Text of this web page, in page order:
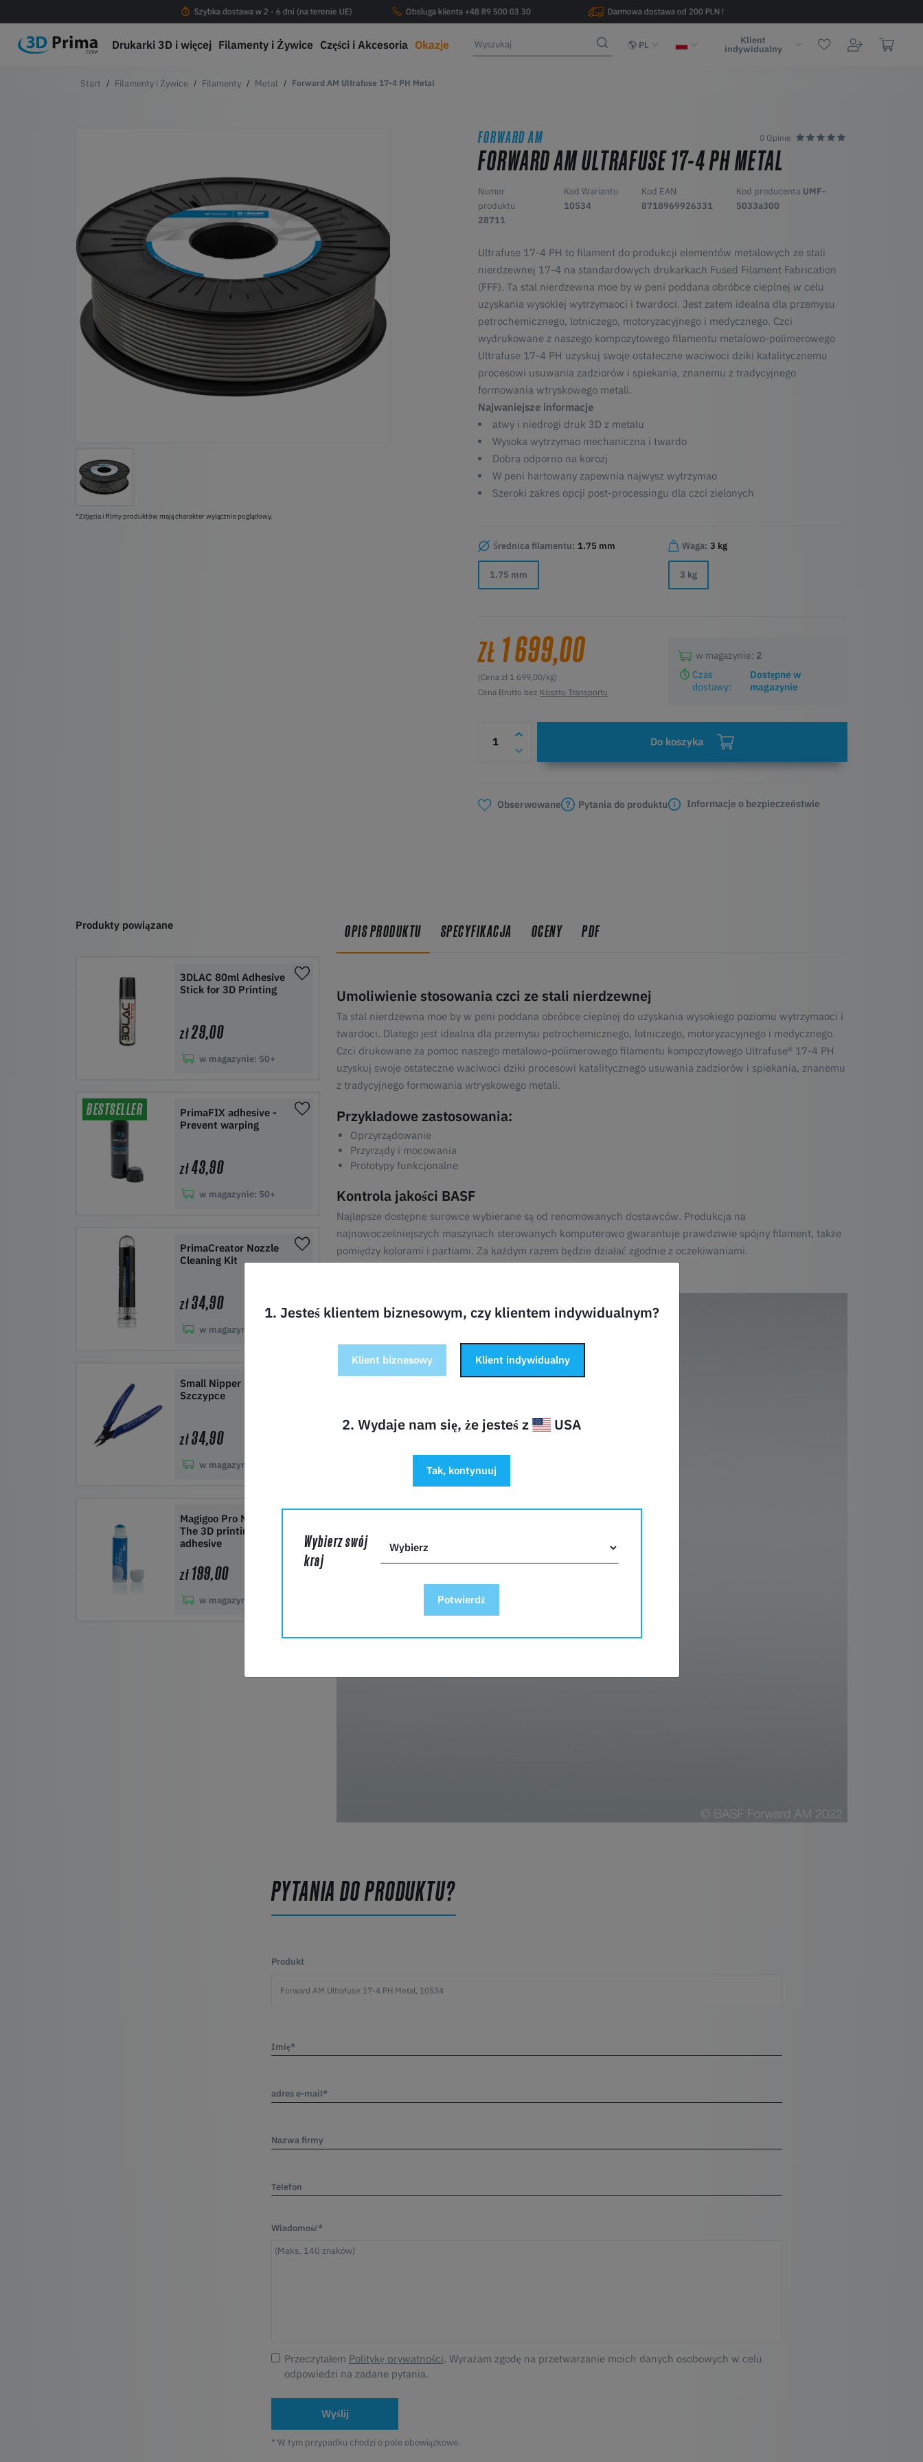
Szybka dostawa w 2 - 6 dni (na terenie UE) Obsługa klienta +48 89 500 03 30 Darmowa dostawa od 200 PLN !
Drukarki 3D i więcej Filamenty i Żywice Części i Akcesoria Okazje PL Klient
indywidualny
Filamenty i Żywice Filamenty Metal Forward AM Ultrafuse 17-4 PH Metal
*Zdjęcia i filmy produktów mają charakter wyłącznie poglądowy.
FORWARD AM 0 Opinie
FORWARD AM ULTRAFUSE 17-4 PH METAL
Numer
produktu
28711
Kod Wariantu
10534
Kod EAN
8718969926331
Kod producenta UMF-
5033a300
Ultrafuse 17-4 PH to filament do produkcji elementów metalowych ze stali
nierdzewnej 17-4 na standardowych drukarkach Fused Filament Fabrication
(FFF). Ta stal nierdzewna moe by w peni poddana obróbce cieplnej w celu
uzyskania wysokiej wytrzymaoci i twardoci. Jest zatem idealna dla przemysu
petrochemicznego, lotniczego, motoryzacyjnego i medycznego. Czci
wydrukowane z naszego kompozytowego filamentu metalowo-polimerowego
Ultrafuse 17-4 PH uzyskuj swoje ostateczne waciwoci dziki katalitycznemu
procesowi usuwania zadziorów i spiekania, znanemu z tradycyjnego
formowania wtryskowego metali.
Najwaniejsze informacje
atwy i niedrogi druk 3D z metalu
Wysoka wytrzymao mechaniczna i twardo
Dobra odporno na korozj
W peni hartowany zapewnia najwysz wytrzymao
Szeroki zakres opcji post-processingu dla czci zielonych
Średnica filamentu: 1.75 mm
1.75 mm
Waga: 3 kg
3 kg
ZŁ 1 699,00
(Cena zł 1 699,00/kg)
Cena Brutto bez Kosztu Transportu
w magazynie: 2
Czas
dostawy:
Dostępne w
magazynie
Do koszyka
Obserwowane Pytania do produktu Informacje o bezpieczeństwie
OPIS PRODUKTU SPECYFIKACJA OCENY PDF
Umoliwienie stosowania czci ze stali nierdzewnej
Ta stal nierdzewna moe by w peni poddana obróbce cieplnej do uzyskania wysokiego poziomu wytrzymaoci i
twardoci. Dlatego jest idealna dla przemysu petrochemicznego, lotniczego, motoryzacyjnego i medycznego.
Czci drukowane za pomoc naszego metalowo-polimerowego filamentu kompozytowego Ultrafuse® 17-4 PH
uzyskuj swoje ostateczne waciwoci dziki procesowi katalitycznego usuwania zadziorów i spiekania, znanemu
z tradycyjnego formowania wtryskowego metali.
Przykładowe zastosowania:
Oprzyrządowanie
Przyrządy i mocowania
Prototypy funkcjonalne
Kontrola jakości BASF
Najlepsze dostępne surowce wybierane są od renomowanych dostawców. Produkcja na
najnowocześniejszych maszynach sterowanych komputerowo gwarantuje prawdziwie spójny filament, także
pomiędzy kolorami i partiami. Za każdym razem będzie działać zgodnie z oczekiwaniami.
Produkty powiązane
3DLAC 80ml Adhesive
Stick for 3D Printing
zł29,00
w magazynie: 50+
BESTSELLER
PrimaFIX adhesive -
Prevent warping
zł43,90
w magazynie: 50+
PrimaCreator Nozzle
Cleaning Kit
zł34,90
w magazynie:
Small Nipper |
Szczypce
zł34,90
w magazynie:
Magigoo Pro Metal -
The 3D printing
adhesive
zł199,00
w magazynie:
PYTANIA DO PRODUKTU?
Produkt
Imię*
adres e-mail*
Nazwa firmy
Telefon
Wiadomość*
Przeczytałem Politykę prywatności. Wyrażam zgodę na przetwarzanie moich danych osobowych w celu
odpowiedzi na zadane pytania.
Wyślij
* W tym przypadku chodzi o pole obowiązkowe.
1. Jesteś klientem biznesowym, czy klientem indywidualnym?
Klient biznesowy Klient indywidualny
2. Wydaje nam się, że jesteś z USA
Tak, kontynuuj
Wybierz swój
kraj
Potwierdź